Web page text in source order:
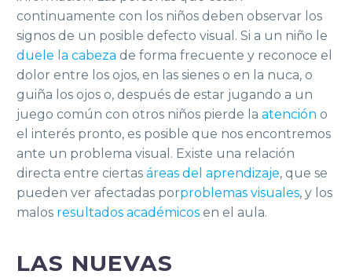
continuamente con los niños deben observar los
signos de un posible defecto visual. Si a un niño le
duele la cabeza de forma frecuente y reconoce el
dolor entre los ojos, en las sienes o en la nuca, o
guiña los ojos o, después de estar jugando a un
juego común con otros niños pierde la atención o
el interés pronto, es posible que nos encontremos
ante un problema visual. Existe una relación
directa entre ciertas áreas del aprendizaje, que se
pueden ver afectadas porproblemas visuales, y los
malos resultados académicos en el aula.
LAS NUEVAS